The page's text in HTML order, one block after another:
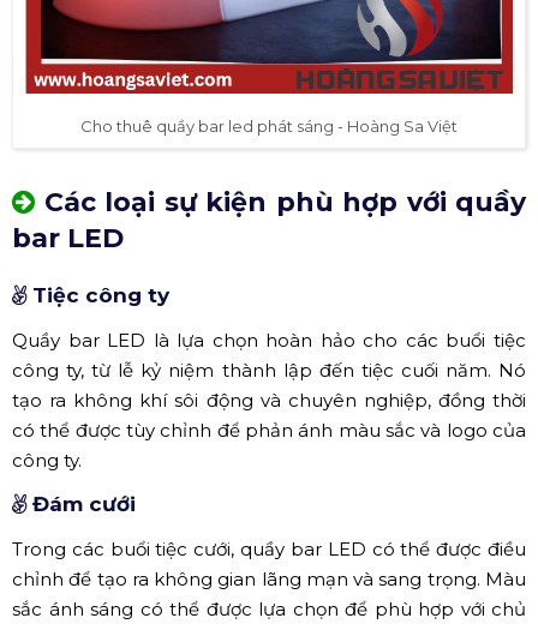
Cho thuê quầy bar led phát sáng - Hoàng Sa Việt
Các loại sự kiện phù hợp với quầy
bar LED
Tiệc công ty
Quầy bar LED là lựa chọn hoàn hảo cho các buổi tiệc
công ty, từ lễ kỷ niệm thành lập đến tiệc cuối năm. Nó
tạo ra không khí sôi động và chuyên nghiệp, đồng thời
có thể được tùy chỉnh để phản ánh màu sắc và logo của
công ty.
Đám cưới
Trong các buổi tiệc cưới, quầy bar LED có thể được điều
chỉnh để tạo ra không gian lãng mạn và sang trọng. Màu
sắc ánh sáng có thể được lựa chọn để phù hợp với chủ